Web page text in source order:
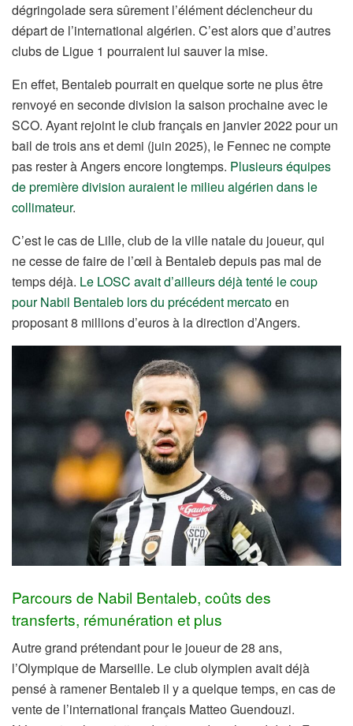
dégringolade sera sûrement l’élément déclencheur du
départ de l’international algérien. C’est alors que d’autres
clubs de Ligue 1 pourraient lui sauver la mise.
En effet, Bentaleb pourrait en quelque sorte ne plus être
renvoyé en seconde division la saison prochaine avec le
SCO. Ayant rejoint le club français en janvier 2022 pour un
bail de trois ans et demi (juin 2025), le Fennec ne compte
pas rester à Angers encore longtemps. Plusieurs équipes
de première division auraient le milieu algérien dans le
collimateur.
C’est le cas de Lille, club de la ville natale du joueur, qui
ne cesse de faire de l’œil à Bentaleb depuis pas mal de
temps déjà. Le LOSC avait d’ailleurs déjà tenté le coup
pour Nabil Bentaleb lors du précédent mercatoen
proposant 8 millions d’euros à la direction d’Angers.
Parcours de Nabil Bentaleb, coûts des
transferts, rémunération et plus
Autre grand prétendant pour le joueur de 28 ans,
l’Olympique de Marseille. Le club olympien avait déjà
pensé à ramener Bentaleb il y a quelque temps, en cas de
vente de l’international français Matteo Guendouzi.